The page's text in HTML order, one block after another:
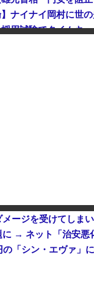
】ナイナイ岡村に世
メージを受けてし
→ ネット「治安悪
「シン・エヴァ」